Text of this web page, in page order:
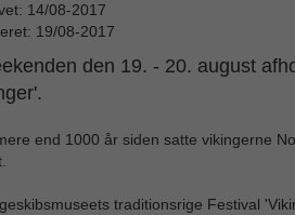
14/08-2017
19/08-2017
den 19. - 20. august
end 1000 år siden satte vikingerne
traditionsrige Festival